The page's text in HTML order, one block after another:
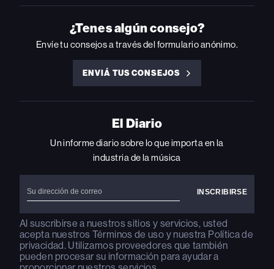
ON
INSTAGRAM
ON
YOUTUBE
ON
YOUTUBE
ON
ON
FACEBOOK
¿Tenes algún consejo?
Envíe tu consejos a través del formulario anónimo.
ENVIÁ TUS CONSEJOS
ENVIÁ
CONSEJOS
El Diario
Un informe diario sobre lo que importa en la
industria de la música
Al suscribirse a nuestros sitios y servicios, usted
acepta nuestros Términos de uso y nuestra Política de
privacidad. Utilizamos proveedores que también
pueden procesar su información para ayudar a